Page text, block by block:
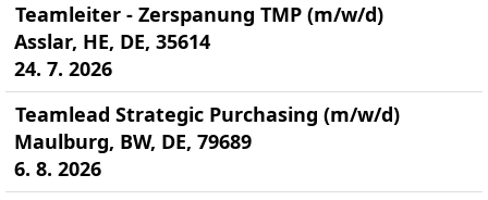
Teamleiter - Zerspanung TMP (m/w/d)
Asslar, HE, DE, 35614
24. 7. 2026
Teamlead Strategic Purchasing (m/w/d)
Maulburg, BW, DE, 79689
6. 8. 2026